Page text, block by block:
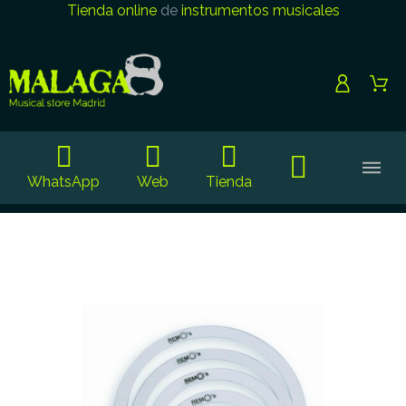
Tienda onlinede instrumentos musicales
WhatsApp Web Tienda